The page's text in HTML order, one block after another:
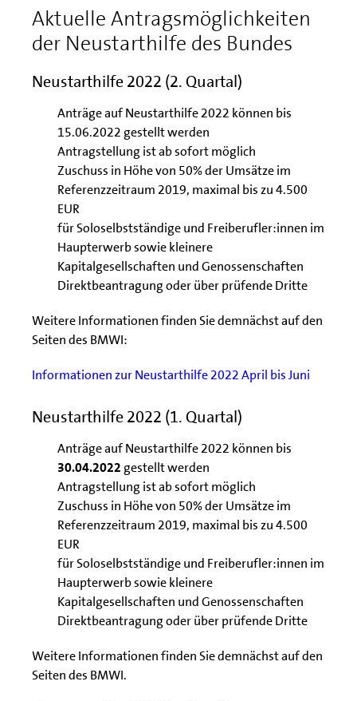
Aktuelle Antragsmöglichkeiten
der Neustarthilfe des Bundes
Neustarthilfe 2022 (2. Quartal)
Anträge auf Neustarthilfe 2022 können bis
15.06.2022 gestellt werden
Antragstellung ist ab sofort möglich
Zuschuss in Höhe von 50% der Umsätze im
Referenzzeitraum 2019, maximal bis zu 4.500
EUR
für Soloselbstständige und Freiberufler:innen im
Haupterwerb sowie kleinere
Kapitalgesellschaften und Genossenschaften
Direktbeantragung oder über prüfende Dritte
Weitere Informationen finden Sie demnächst auf den
Seiten des BMWI:
Informationen zur Neustarthilfe 2022 April bis Juni
Neustarthilfe 2022 (1. Quartal)
Anträge auf Neustarthilfe 2022 können bis
30.04.2022 gestellt werden
Antragstellung ist ab sofort möglich
Zuschuss in Höhe von 50% der Umsätze im
Referenzzeitraum 2019, maximal bis zu 4.500
EUR
für Soloselbstständige und Freiberufler:innen im
Haupterwerb sowie kleinere
Kapitalgesellschaften und Genossenschaften
Direktbeantragung oder über prüfende Dritte
Weitere Informationen finden Sie demnächst auf den
Seiten des BMWI.